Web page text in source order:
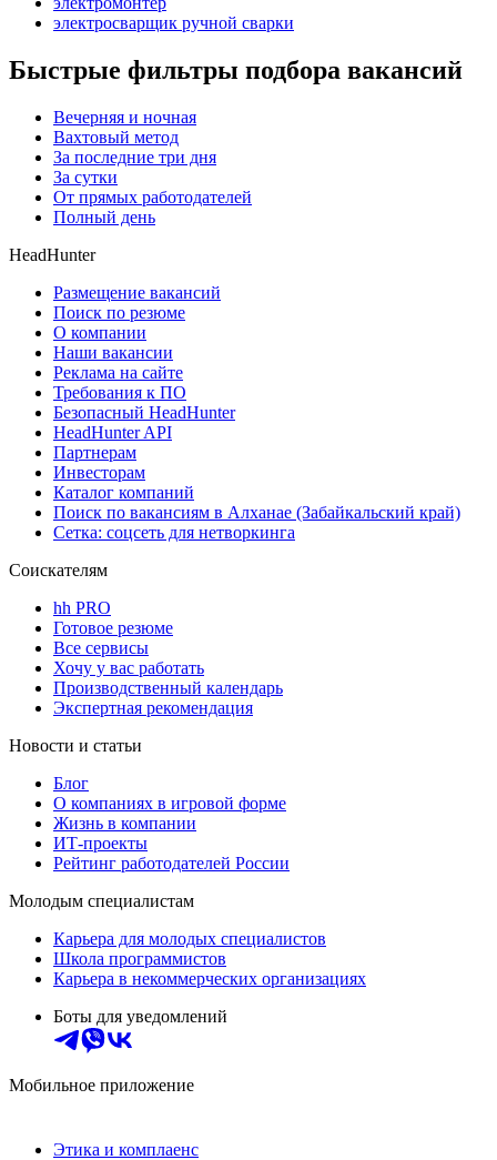
электросварщик ручной сварки
Быстрые фильтры подбора вакансий
Вечерняя и ночная
Вахтовый метод
За последние три дня
За сутки
От прямых работодателей
Полный день
HeadHunter
Размещение вакансий
Поиск по резюме
О компании
Наши вакансии
Реклама на сайте
Требования к ПО
Безопасный HeadHunter
HeadHunter API
Партнерам
Инвесторам
Каталог компаний
Поиск по вакансиям в Алханае (Забайкальский край)
Сетка: соцсеть для нетворкинга
Соискателям
hh PRO
Готовое резюме
Все сервисы
Хочу у вас работать
Производственный календарь
Экспертная рекомендация
Новости и статьи
Блог
О компаниях в игровой форме
Жизнь в компании
ИТ-проекты
Рейтинг работодателей России
Молодым специалистам
Карьера для молодых специалистов
Школа программистов
Карьера в некоммерческих организациях
Боты для уведомлений
Мобильное приложение
Этика и комплаенс